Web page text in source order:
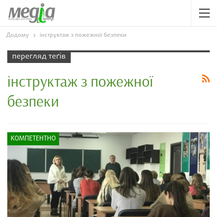
Додому інструктаж з пожежної безпеки
перегляд теґів
інструктаж з пожежної
безпеки
КОМПЕТЕНТНО